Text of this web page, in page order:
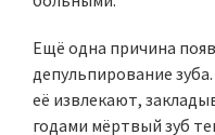
Ещё одна причина
депульпирование
её извлекают,
годами мёртвый зуб